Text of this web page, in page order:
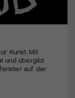
Kunst. Mit
und übergibt
auf der